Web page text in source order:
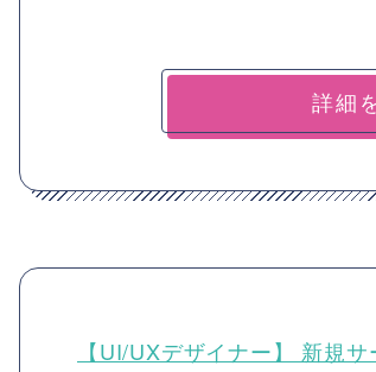
詳細
【UI/UXデザイナー】 新規